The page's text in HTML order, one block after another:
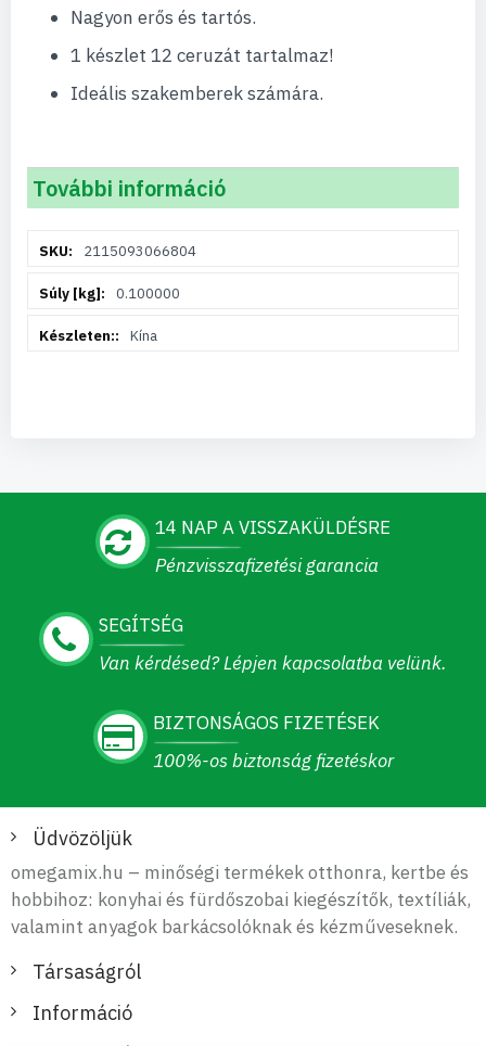
Nagyon erős és tartós.
1 készlet 12 ceruzát tartalmaz!
Ideális szakemberek számára.
További információ
információ2115093066804
0.100000
Kína
14 NAP A VISSZAKÜLDÉSRE
Pénzvisszafizetési garancia
SEGÍTSÉG
Van kérdésed? Lépjen kapcsolatba velünk.
BIZTONSÁGOS FIZETÉSEK
100%-os biztonság fizetéskor
Üdvözöljük
omegamix.hu – minőségi termékek otthonra, kertbe és
hobbihoz: konyhai és fürdőszobai kiegészítők, textíliák,
valamint anyagok barkácsolóknak és kézműveseknek.
Társaságról
Információ